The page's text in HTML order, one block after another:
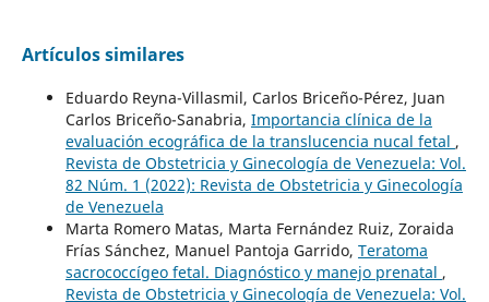
Artículos similares
Eduardo Reyna-Villasmil, Carlos Briceño-Pérez, Juan
Carlos Briceño-Sanabria, Importancia clínica de la
evaluación ecográfica de la translucencia nucal fetal ,
Revista de Obstetricia y Ginecología de Venezuela: Vol.
82 Núm. 1 (2022): Revista de Obstetricia y Ginecología
de Venezuela
Marta Romero Matas, Marta Fernández Ruiz, Zoraida
Frías Sánchez, Manuel Pantoja Garrido, Teratoma
sacrococcígeo fetal. Diagnóstico y manejo prenatal ,
Revista de Obstetricia y Ginecología de Venezuela: Vol.